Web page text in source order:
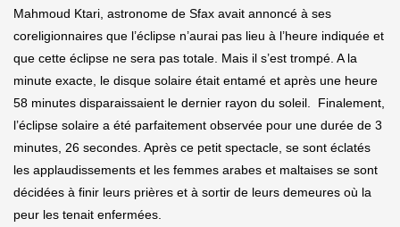
Mahmoud Ktari, astronome de Sfax avait annoncé à ses
coreligionnaires que l’éclipse n’aurai pas lieu à l’heure indiquée et
que cette éclipse ne sera pas totale. Mais il s’est trompé. A la
minute exacte, le disque solaire était entamé et après une heure
58 minutes disparaissaient le dernier rayon du soleil. Finalement,
l’éclipse solaire a été parfaitement observée pour une durée de 3
minutes, 26 secondes. Après ce petit spectacle, se sont éclatés
les applaudissements et les femmes arabes et maltaises se sont
décidées à finir leurs prières et à sortir de leurs demeures où la
peur les tenait enfermées.